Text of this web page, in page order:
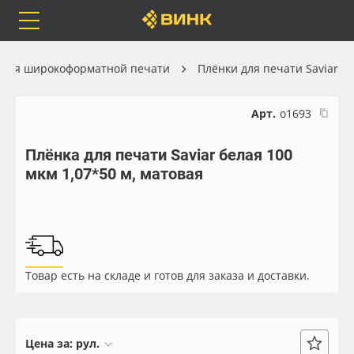
Каталог
Бренды
Доставка
Весь каталог
Самоклеящиеся плёнки
Листовые материалы
широкоформатной печати Плёнки для печати Saviar
Арт. о1693
Плёнка для печати Saviar белая 100
мкм 1,07*50 м, матовая
Товар есть на складе и готов для заказа и доставки.
Цена за: рул.